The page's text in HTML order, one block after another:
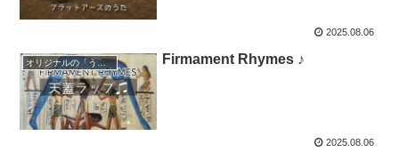
2025.08.06
オリジナルの「うた」♪ Firmament Rhymes ♪
2025.08.06